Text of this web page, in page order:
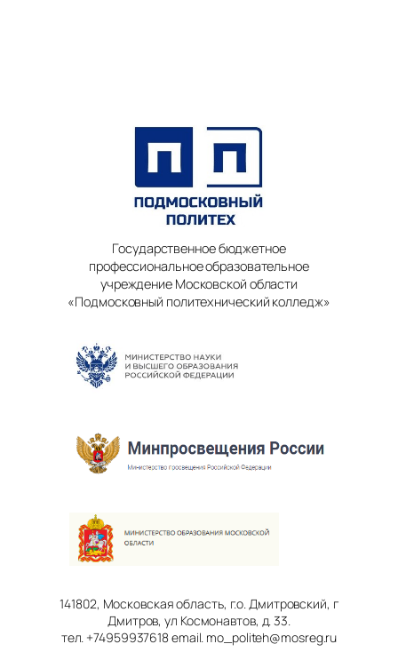
Государственное бюджетное
профессиональное образовательное
учреждение Московской области
«Подмосковный политехнический колледж»
141802, Московская область, г.о. Дмитровский, г
Дмитров, ул Космонавтов, д. 33.
тел. +74959937618 email. mo_politeh@mosreg.ru